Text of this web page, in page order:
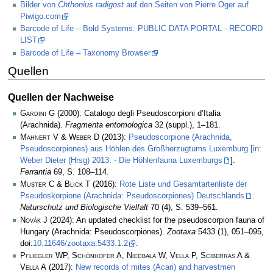
Bilder von Chthonius radigost auf den Seiten von Pierre Oger auf
Piwigo.com
Barcode of Life – Bold Systems: PUBLIC DATA PORTAL - RECORD
LIST
Barcode of Life – Taxonomy Browser
Quellen
Quellen der Nachweise
Gardini G (2000): Catalogo degli Pseudoscorpioni d’Italia
(Arachnida). Fragmenta entomologica 32 (suppl.), 1–181.
Mahnert V & Weber D (2013): Pseudoscorpione (Arachnida,
Pseudoscorpiones) aus Höhlen des Großherzugtums Luxemburg [in:
Weber Dieter (Hrsg) 2013. - Die Höhlenfauna Luxemburgs
].
Ferrantia 69, S. 108–114.
Muster C & Blick T
(2016): Rote Liste und Gesamtartenliste der
Pseudoskorpione (Arachnida: Pseudoscorpiones) Deutschlands
.
Naturschutz und Biologische Vielfalt 70 (4), S. 539–561.
Novák J (2024): An updated checklist for the pseudoscorpion fauna of
Hungary (Arachnida: Pseudoscorpiones). Zootaxa 5433 (1), 051–095,
doi:10.11646/zootaxa.5433.1.2
Pfliegler WP, Schönhofer A, Niedbała W, Vella P, Sciberras A &
Vella A (2017): New records of mites (Acari) and harvestmen